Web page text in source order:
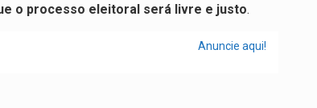
o processo eleitoral será livre e justo.
Anuncie aqui!